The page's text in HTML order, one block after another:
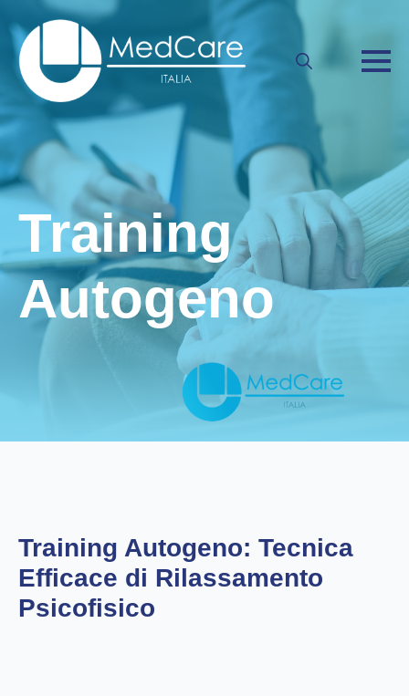
Search
Training
Autogeno
Training Autogeno: Tecnica
Efficace di Rilassamento
Psicofisico